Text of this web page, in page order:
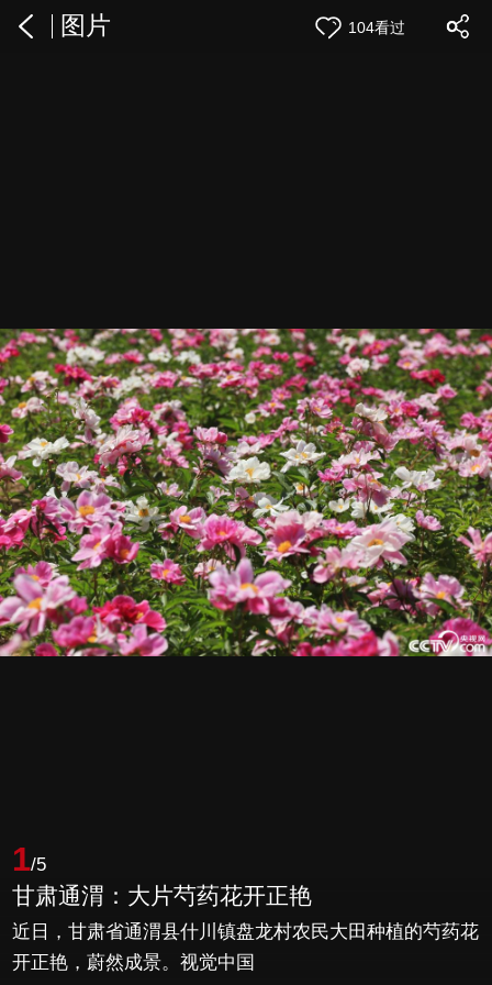
图片 104看过
1/5
甘肃通渭：大片芍药花开正艳
近日，甘肃省通渭县什川镇盘龙村农民大田种植的芍药花
开正艳，蔚然成景。视觉中国